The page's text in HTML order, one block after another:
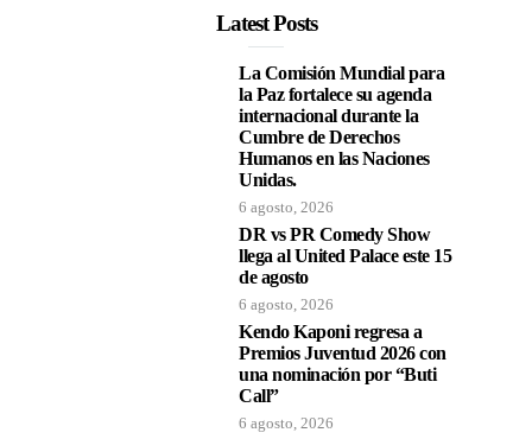
Latest Posts
La Comisión Mundial para
la Paz fortalece su agenda
internacional durante la
Cumbre de Derechos
Humanos en las Naciones
Unidas.
6 agosto, 2026
DR vs PR Comedy Show
llega al United Palace este 15
de agosto
6 agosto, 2026
Kendo Kaponi regresa a
Premios Juventud 2026 con
una nominación por “Buti
Call”
6 agosto, 2026